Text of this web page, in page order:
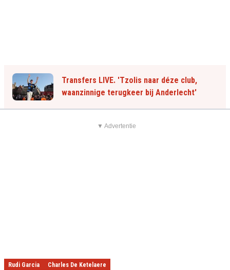
Transfers LIVE. 'Tzolis naar déze club,
waanzinnige terugkeer bij Anderlecht'
▼ Advertentie
Rudi Garcia Charles De Ketelaere